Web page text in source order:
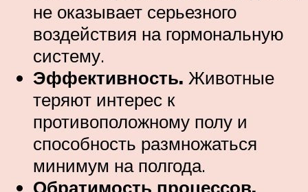
не оказывает серьезного
воздействия на гормональную
систему.
Эффективность. Животные
теряют интерес к
противоположному полу и
способность размножаться
минимум на полгода.
Обратимость процессов.